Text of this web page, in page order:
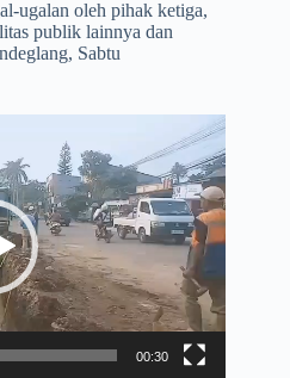
ugalan oleh pihak ketiga,
publik lainnya dan
Sabtu
00:30